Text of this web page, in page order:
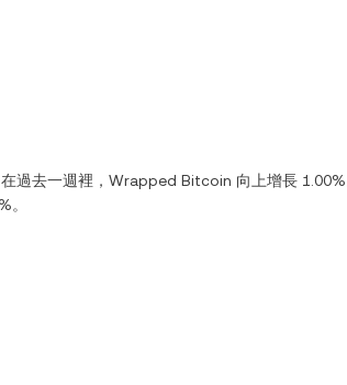
過去一週裡，Wrapped Bitcoin 向上增長 1.00%
。